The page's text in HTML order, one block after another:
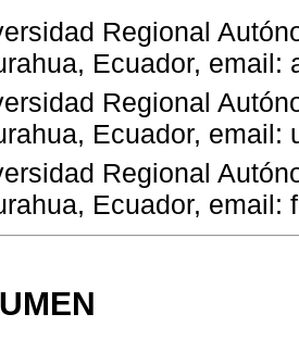
Regional
Ecuador, email:
Regional
Ecuador, email:
Regional
Ecuador, email: